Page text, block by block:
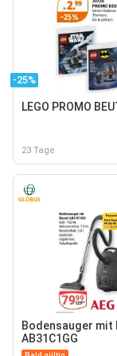
-25%
LEGO PROMO
23 Tage
Bodensauger mit
AB31C1GG